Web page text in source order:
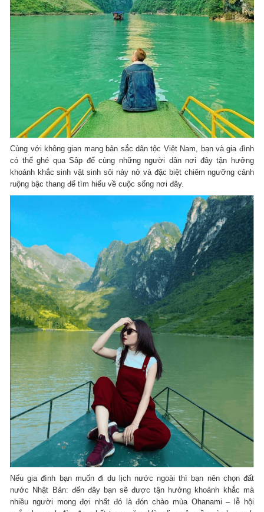
Cùng với không gian mang bản sắc dân tộc Việt Nam, bạn và gia đình
có thể ghé qua Sâp để cùng những người dân nơi đây tận hưởng
khoảnh khắc sinh vật sinh sôi nảy nở và đặc biệt chiêm ngưỡng cảnh
ruộng bậc thang để tìm hiểu về cuộc sống nơi đây.
Nếu gia đình bạn muốn đi du lịch nước ngoài thì bạn nên chọn đất
nước Nhật Bản: đến đây bạn sẽ được tận hưởng khoảnh khắc mà
nhiều người mong đợi nhất đó là đón chào mùa Ohanami – lễ hội